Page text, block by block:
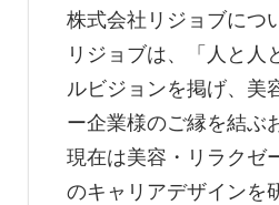
株式会社リジョブにつ
リジョブは、「人と人
ルビジョンを掲げ、美
ー企業様のご縁を結ぶ
現在は美容・リラクゼ
のキャリアデザインを